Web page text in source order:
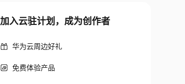
加入云驻计划，成为创作者
华为云周边好礼
免费体验产品